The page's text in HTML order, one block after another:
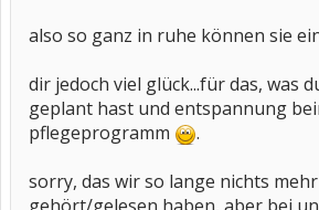
also so ganz in ruhe können sie
dir jedoch viel glück...für das, was
geplant hast und entspannung
pflegeprogramm
.
sorry, das wir so lange nichts